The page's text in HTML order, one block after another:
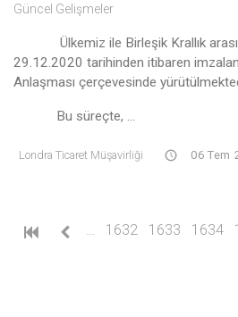
Güncel Gelişmeler
Ülkemiz ile Birleşik Krallık
29.12.2020 tarihinden itibaren
Anlaşması çerçevesinde
Bu süreçte, ...
Londra Ticaret Müşavirliği 06 Tem
1632 1633 1634